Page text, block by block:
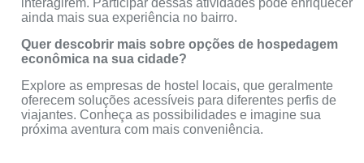
interagirem. Participar dessas atividades pode enriquecer
ainda mais sua experiência no bairro.
Quer descobrir mais sobre opções de hospedagem
econômica na sua cidade?
Explore as empresas de hostel locais, que geralmente
oferecem soluções acessíveis para diferentes perfis de
viajantes. Conheça as possibilidades e imagine sua
próxima aventura com mais conveniência.